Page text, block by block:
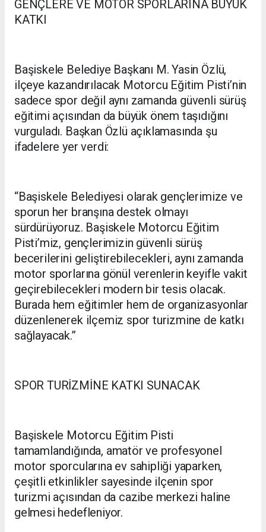
GENÇLERE VE MOTOR SPORLARINA BÜYÜK
KATKI
Başiskele Belediye Başkanı M. Yasin Özlü,
ilçeye kazandırılacak Motorcu Eğitim Pisti’nin
sadece spor değil aynı zamanda güvenli sürüş
eğitimi açısından da büyük önem taşıdığını
vurguladı. Başkan Özlü açıklamasında şu
ifadelere yer verdi:
“Başiskele Belediyesi olarak gençlerimize ve
sporun her branşına destek olmayı
sürdürüyoruz. Başiskele Motorcu Eğitim
Pisti’miz, gençlerimizin güvenli sürüş
becerilerini geliştirebilecekleri, aynı zamanda
motor sporlarına gönül verenlerin keyifle vakit
geçirebilecekleri modern bir tesis olacak.
Burada hem eğitimler hem de organizasyonlar
düzenlenerek ilçemiz spor turizmine de katkı
sağlayacak.”
SPOR TURİZMİNE KATKI SUNACAK
Başiskele Motorcu Eğitim Pisti
tamamlandığında, amatör ve profesyonel
motor sporcularına ev sahipliği yaparken,
çeşitli etkinlikler sayesinde ilçenin spor
turizmi açısından da cazibe merkezi haline
gelmesi hedefleniyor.